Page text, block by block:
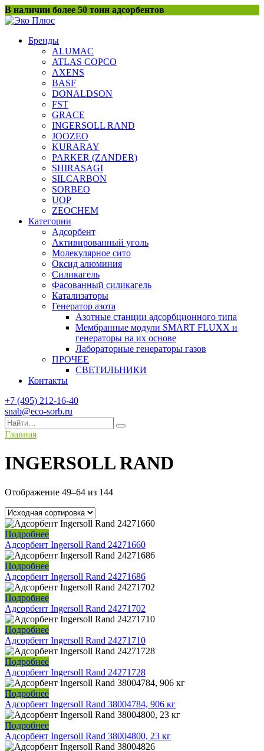
Перейти
к
В наличии более 50 тонн адсорбентов
Бренды
ALUMAC
ATLAS COPCO
AXENS
BASF
DONALDSON
FST
GRACE
INGERSOLL RAND
JOOZEO
KURARAY
PARKER (ZANDER)
SHIRASAGI
SILCARBON
SORBEO
UOP
ZEOCHEM
Категории
Адсорбент
Активированный уголь
Молекулярное сито
Оксид алюминия
Силикагель
Фасованный силикагель
Катализаторы
Генератор азота
Азотные станции адсорбционного типа
Мембранные модули SMART FLUXX и
генераторы на их основе
Лабораторные генераторы газов
ПРОЧЕЕ
СВЕТИЛЬНИКИ
Контакты
+7 (495) 212-16-40
snab@eco-sorb.ru
Search
for:
Главная
INGERSOLL RAND
Отображение 49–64 из 144
Подробнее
Адсорбент Ingersoll Rand 24271660
Подробнее
Адсорбент Ingersoll Rand 24271686
Подробнее
Адсорбент Ingersoll Rand 24271702
Подробнее
Адсорбент Ingersoll Rand 24271710
Подробнее
Адсорбент Ingersoll Rand 24271728
Подробнее
Адсорбент Ingersoll Rand 38004784, 906 кг
Подробнее
Адсорбент Ingersoll Rand 38004800, 23 кг